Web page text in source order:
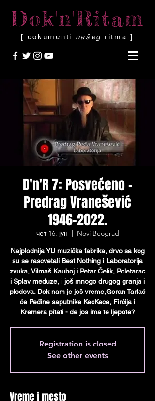
Dok'n'Ritam
[ dokumenti našeg ritma ]
D'n'R 7: Posvećeno -
Predrag Vranešević
1946-2022.
чет 16. јун
  |
Novi Beograd
Najplodnija YU muzička fabrika, drvo sa kog
su se rascvetali Best Nothing i Laboratorija
zvuka, Vilmaš Kauboj i Petar Čelik, Poletarac
i Splav meduze, i još mnogo drugog granja i
plodova. Dok nam je još vreme,Goran Tarlać
će Peđine saputnike KecKeca, Firčija i
Kremera pitati - đe jos ima te ljepote?
Registration is closed
See other events
Vreme i mesto